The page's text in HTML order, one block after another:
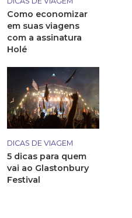
Como economizar
em suas viagens
com a assinatura
Holé
DICAS DE VIAGEM
5 dicas para quem
vai ao Glastonbury
Festival